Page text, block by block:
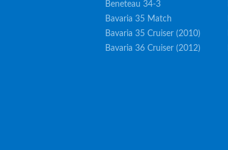
Beneteau 34-3
Bavaria 35 Match
Bavaria 35 Cruiser (2010)
Bavaria 36 Cruiser (2012)